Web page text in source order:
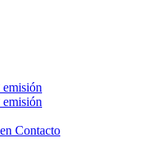
emisión
emisión
Contacto